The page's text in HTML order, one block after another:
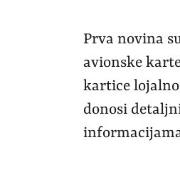
Prva novina
avionske
kartice
donosi